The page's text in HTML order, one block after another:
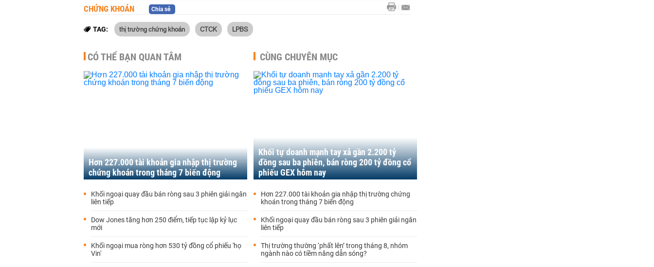
CHỨNG KHOÁN Chia sẻ
TAG: thị trường chứng khoán CTCK LPBS
CÓ THỂ BẠN QUAN TÂM
Hơn 227.000 tài khoản gia nhập thị trường
chứng khoán trong tháng 7 biến động
Khối ngoại quay đầu bán ròng sau 3 phiên giải ngân
liên tiếp
Dow Jones tăng hơn 250 điểm, tiếp tục lập kỷ lục
mới
Khối ngoại mua ròng hơn 530 tỷ đồng cổ phiếu 'họ
Vin'
CÙNG CHUYÊN MỤC
Khối tự doanh mạnh tay xả gần 2.200 tỷ
đồng sau ba phiên, bán ròng 200 tỷ đồng cổ
phiếu GEX hôm nay
Hơn 227.000 tài khoản gia nhập thị trường chứng
khoán trong tháng 7 biến động
Khối ngoại quay đầu bán ròng sau 3 phiên giải ngân
liên tiếp
Thị trường thường ‘phất lên’ trong tháng 8, nhóm
ngành nào có tiềm năng dẫn sóng?